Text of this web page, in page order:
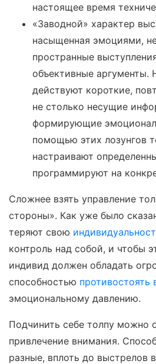
настоящее время
«Заводной» характер
насыщенная эмоциями,
пространные
объективные аргументы.
действуют короткие,
не столько несущие
формирующие
помощью этих лозунгов
настраивают
программируют на
Сложнее взять управление
стороны». Как уже было
теряют свою
контроль над собой, и чтобы
индивид должен обладать
способностью противостоять
эмоциональному давлению.
Подчинить себе толпу можно
привлечение внимания.
разные, вплоть до выстрелов